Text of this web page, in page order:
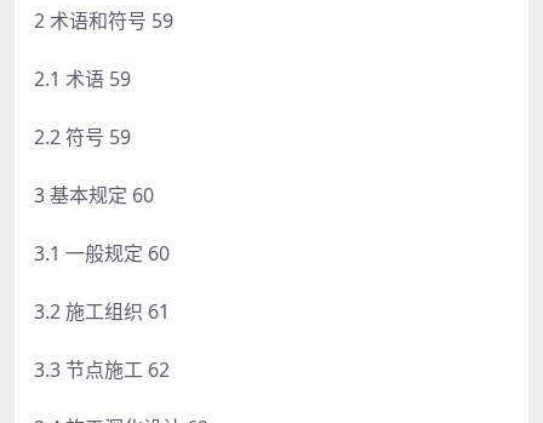
2 术语和符号 59
2.1 术语 59
2.2 符号 59
3 基本规定 60
3.1 一般规定 60
3.2 施工组织 61
3.3 节点施工 62